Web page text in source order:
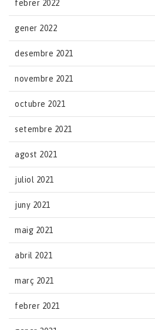
febrer 2022
gener 2022
desembre 2021
novembre 2021
octubre 2021
setembre 2021
agost 2021
juliol 2021
juny 2021
maig 2021
abril 2021
març 2021
febrer 2021